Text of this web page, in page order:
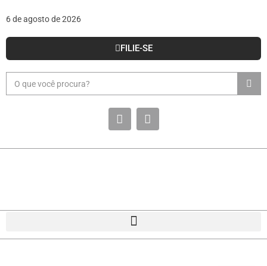
6 de agosto de 2026
FILIE-SE